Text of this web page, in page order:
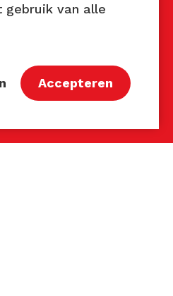
gebruik van alle
Accepteren